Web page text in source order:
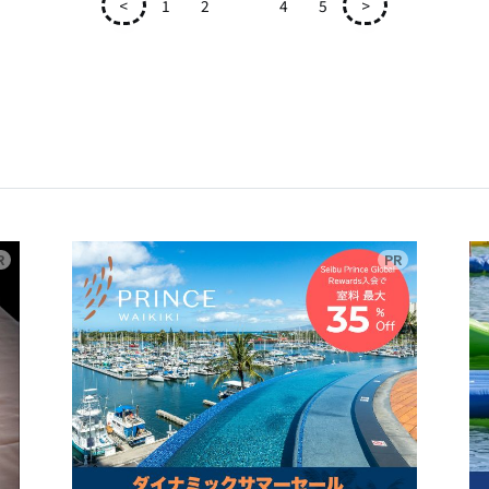
< 1 2 4 5 >
広告